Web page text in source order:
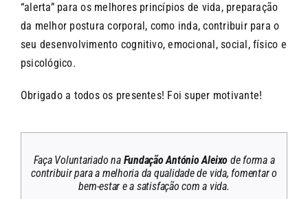
“alerta” para os melhores princípios de vida, preparação
da melhor postura corporal, como inda, contribuir para o
seu desenvolvimento cognitivo, emocional, social, físico e
psicológico.
Obrigado a todos os presentes! Foi super motivante!
Faça Voluntariado na Fundação António Aleixo de forma a
contribuir para a melhoria da qualidade de vida, fomentar o
bem-estar e a satisfação com a vida.